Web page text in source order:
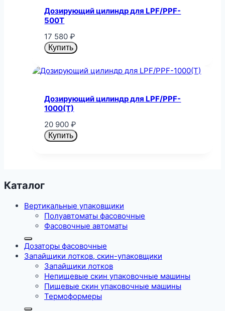
Дозирующий цилиндр для LPF/PPF-
500T
17 580₽
Купить
Дозирующий цилиндр для LPF/PPF-
1000(T)
20 900₽
Купить
Каталог
Вертикальные упаковщики
Полуавтоматы фасовочные
Фасовочные автоматы
Дозаторы фасовочные
Запайщики лотков, скин-упаковщики
Запайщики лотков
Непищевые скин упаковочные машины
Пищевые скин упаковочные машины
Термоформеры